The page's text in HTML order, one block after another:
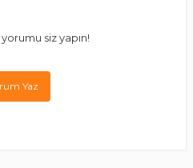
siz yapın!
Yaz